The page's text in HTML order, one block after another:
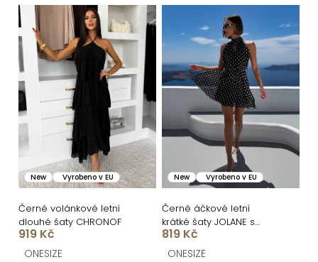
n
í
p
r
o
d
u
k
t
ů
V
ý
p
i
s
p
r
o
d
u
k
New Vyrobeno v EU
Černé volánkové letní
dlouhé šaty CHRONOF
919 Kč
ONESIZE
New Vyrobeno v EU
Černé áčkové letní
krátké šaty JOLANE s
puntíky
819 Kč
ONESIZE